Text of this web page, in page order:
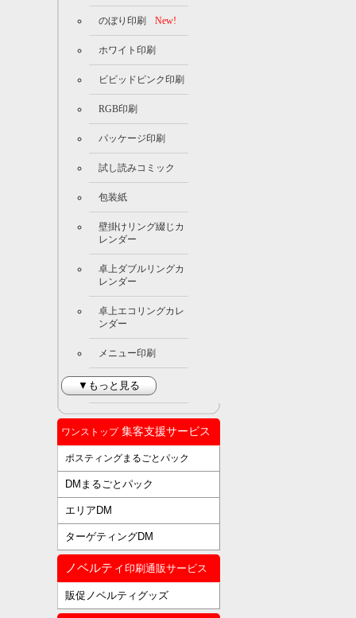
のぼり印刷 New!
ホワイト印刷
ビビッドピンク印刷
RGB印刷
パッケージ印刷
試し読みコミック
包装紙
壁掛けリング綴じカ
レンダー
卓上ダブルリングカ
レンダー
卓上エコリングカレ
ンダー
メニュー印刷
▼もっと見る
ワンストップ集客支援サービス
ポスティングまるごとパック
DMまるごとパック
エリアDM
ターゲティングDM
ノベルティ 印刷通販サービス
販促ノベルティグッズ